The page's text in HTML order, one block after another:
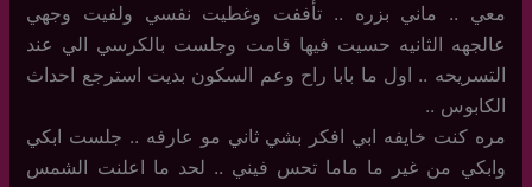
معي .. ماني بزره .. تأففت وغطيت نفسي ولفيت وجهي
عالجهه الثانيه حسيت فيها قامت وجلست بالكرسي الي عند
التسريحه .. اول ما بابا راح وعم السكون بديت استرجع احداث
الكابوس ..
مره كنت خايفه ابي افكر بشي ثاني مو عارفه .. جلست ابكي
وابكي من غير ما ماما تحس فيني .. لحد ما اعلنت الشمس